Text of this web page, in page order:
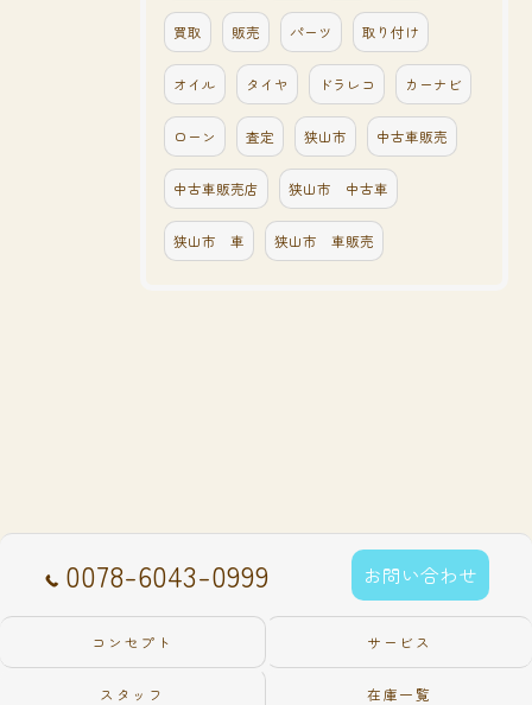
買取 販売 パーツ 取り付け
オイル タイヤ ドラレコ カーナビ
ローン 査定 狭山市 中古車販売
中古車販売店 狭山市 中古車
狭山市 車 狭山市 車販売
0078-6043-0999 お問い合わせ
コンセプト サービス
スタッフ 在庫一覧